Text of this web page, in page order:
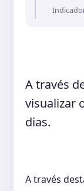
A través
visualizar
dias.
A través